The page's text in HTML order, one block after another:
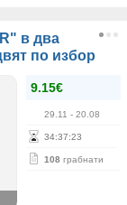
в два
по избор
9.15€
29.11 - 20.08
34:37:23
108 грабнати